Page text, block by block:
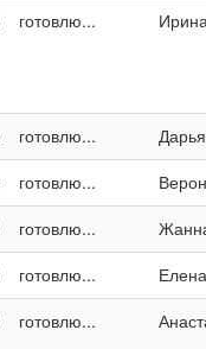
готовлю...
готовлю...
Дарья
готовлю...
готовлю...
готовлю...
готовлю...